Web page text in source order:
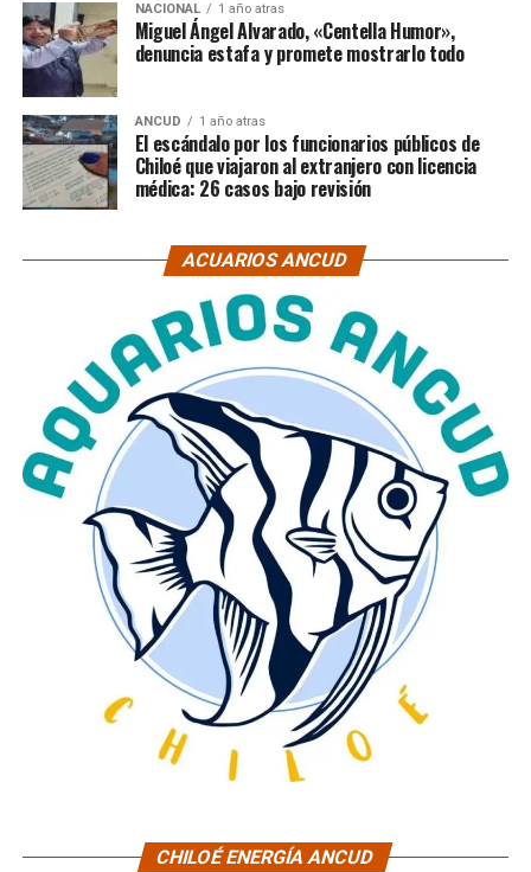
NACIONAL 1 año atras
Miguel Ángel Alvarado, «Centella Humor»,
denuncia estafa y promete mostrarlo todo
ANCUD 1 año atras
El escándalo por los funcionarios públicos de
Chiloé que viajaron al extranjero con licencia
médica: 26 casos bajo revisión
ACUARIOS ANCUD
CHILOÉ ENERGÍA ANCUD